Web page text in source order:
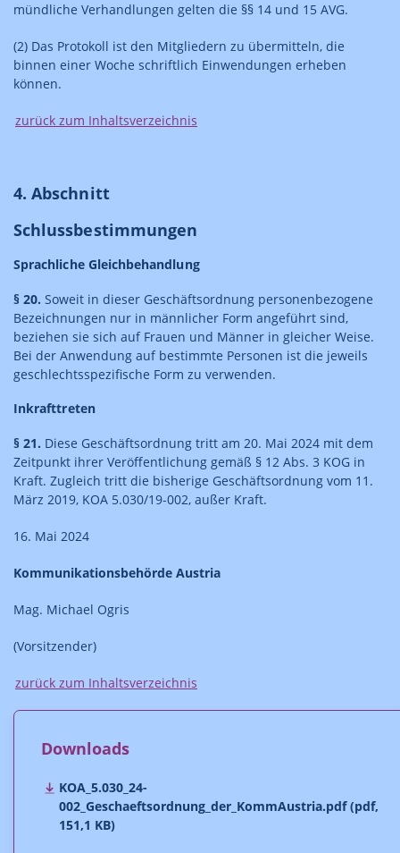
mündliche Verhandlungen gelten die §§ 14 und 15 AVG.
(2) Das Protokoll ist den Mitgliedern zu übermitteln, die
binnen einer Woche schriftlich Einwendungen erheben
können.
zurück zum Inhaltsverzeichnis
4. Abschnitt
Schlussbestimmungen
Sprachliche Gleichbehandlung
§ 20. Soweit in dieser Geschäftsordnung personenbezogene
Bezeichnungen nur in männlicher Form angeführt sind,
beziehen sie sich auf Frauen und Männer in gleicher Weise.
Bei der Anwendung auf bestimmte Personen ist die jeweils
geschlechtsspezifische Form zu verwenden.
Inkrafttreten
§ 21. Diese Geschäftsordnung tritt am 20. Mai 2024 mit dem
Zeitpunkt ihrer Veröffentlichung gemäß § 12 Abs. 3 KOG in
Kraft. Zugleich tritt die bisherige Geschäftsordnung vom 11.
März 2019, KOA 5.030/19-002, außer Kraft.
16. Mai 2024
Kommunikationsbehörde Austria
Mag. Michael Ogris
(Vorsitzender)
zurück zum Inhaltsverzeichnis
Downloads
KOA_5.030_24-
002_Geschaeftsordnung_der_KommAustria.pdf (pdf,
151,1 KB)